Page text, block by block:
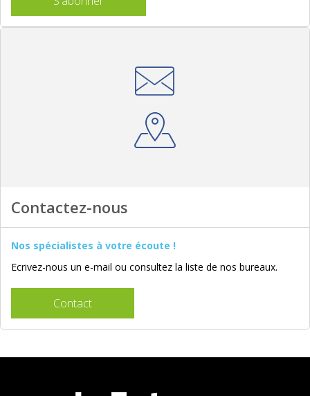
Contactez-nous
Nos spécialistes à votre écoute !
Ecrivez-nous un e-mail ou consultez la liste de nos bureaux.
Contact